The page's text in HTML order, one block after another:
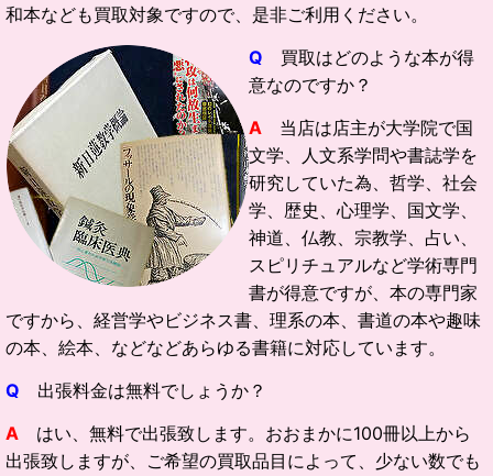
和本なども買取対象ですので、是非ご利用ください。
Q
買取はどのような本が得
意なのですか？
A
当店は店主が大学院で国
文学、人文系学問や書誌学を
研究していた為、哲学、社会
学、歴史、心理学、国文学、
神道、仏教、宗教学、占い、
スピリチュアルなど学術専門
書が得意ですが、本の専門家
ですから、経営学やビジネス書、理系の本、書道の本や趣味
の本、絵本、などなどあらゆる書籍に対応しています。
Q 出張料金は無料でしょうか？
A はい、無料で出張致します。おおまかに100冊以上から
出張致しますが、ご希望の買取品目によって、少ない数でも